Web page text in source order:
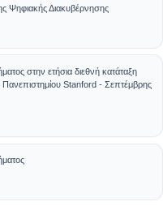
Ψηφιακής Διακυβέρνησης
στην ετήσια διεθνή κατάταξη
Stanford - Σεπτέμβρης